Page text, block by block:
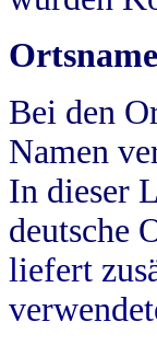
Bei den
Namen
In dieser
deutsche
liefert